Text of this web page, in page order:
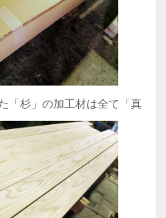
「杉」の加工材は全て「真